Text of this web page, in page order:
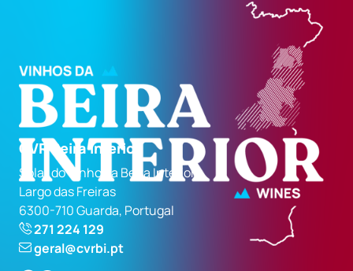
CVR Beira Interior
Solar do Vinho da Beira Interior
Largo das Freiras
6300-710 Guarda, Portugal
271 224 129
geral@cvrbi.pt